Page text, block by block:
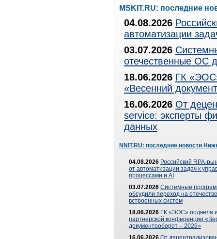
MSKIT.RU: последние
04.08.2026
автоматизации
03.07.2026
отечественные ОС
18.06.2026 ГК
«Весенний
16.06.2026 От
service: эксперты
данных
NNIT.RU: последние новости
04.08.2026 Российский RPA-
от автоматизации задач к
процессами и AI
03.07.2026 Системные
обсудили переход на
встроенных систем
18.06.2026 ГК «ЭОС» подвела
партнерской конференции
документооборот – 2026»
16.06.2026 От